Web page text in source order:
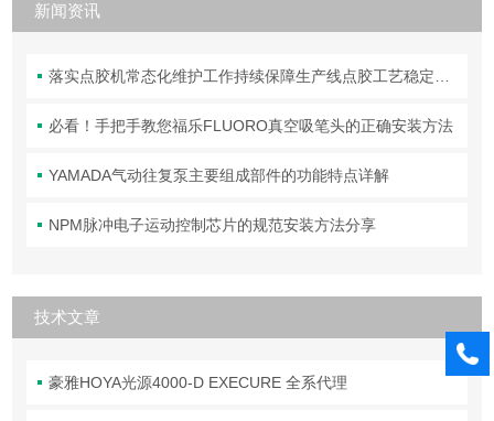
新闻资讯
落实点胶机常态化维护工作持续保障生产线点胶工艺稳定合规
必看！手把手教您福乐FLUORO真空吸笔头的正确安装方法
YAMADA气动往复泵主要组成部件的功能特点详解
NPM脉冲电子运动控制芯片的规范安装方法分享
技术文章
豪雅HOYA光源4000-D EXECURE 全系代理